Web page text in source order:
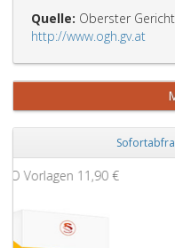
Quelle: Oberster
http://www.ogh.gv.at
Zurück